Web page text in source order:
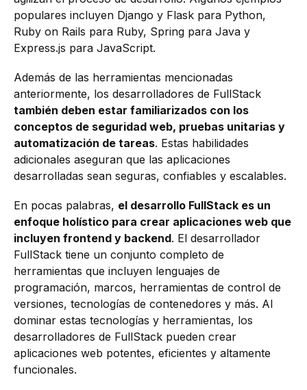
populares incluyen Django y Flask para Python,
Ruby on Rails para Ruby, Spring para Java y
Express.js para JavaScript.
Además de las herramientas mencionadas
anteriormente, los desarrolladores de FullStack
también deben estar familiarizados con los
conceptos de seguridad web, pruebas unitarias y
automatización de tareas. Estas habilidades
adicionales aseguran que las aplicaciones
desarrolladas sean seguras, confiables y escalables.
En pocas palabras, el desarrollo FullStack es un
enfoque holístico para crear aplicaciones web que
incluyen frontend y backend. El desarrollador
FullStack tiene un conjunto completo de
herramientas que incluyen lenguajes de
programación, marcos, herramientas de control de
versiones, tecnologías de contenedores y más. Al
dominar estas tecnologías y herramientas, los
desarrolladores de FullStack pueden crear
aplicaciones web potentes, eficientes y altamente
funcionales.